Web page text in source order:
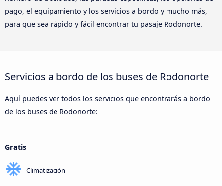
pago, el equipamiento y los servicios a bordo y mucho más,
para que sea rápido y fácil encontrar tu pasaje Rodonorte.
Servicios a bordo de los buses de Rodonorte
Aquí puedes ver todos los servicios que encontrarás a bordo
de los buses de Rodonorte:
Gratis
Climatización